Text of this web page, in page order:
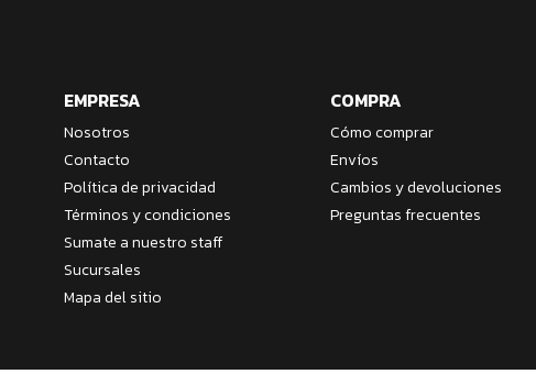
EMPRESA
Nosotros
Contacto
Política de privacidad
Términos y condiciones
Sumate a nuestro staff
Sucursales
Mapa del sitio
COMPRA
Cómo comprar
Envíos
Cambios y devoluciones
Preguntas frecuentes